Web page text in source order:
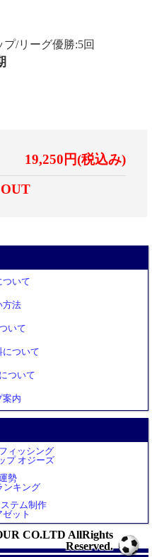
/リーグ優勝:5回
19,250円(税込み)
ついて
方法
いて
について
ついて
案内
ィッシング
プ オジーズ
勢
ンキング
テム制作
ット
CO.LTD AllRights
Reserved.